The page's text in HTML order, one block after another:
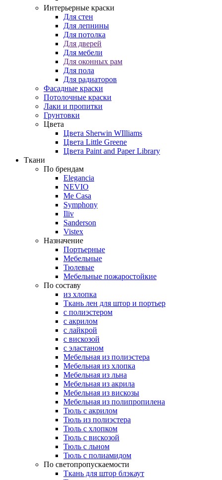
Интерьерные краски
Для стен
Для лепнины
Для потолка
Для дверей
Для мебели
Для оконных рам
Для пола
Для радиаторов
Фасадные краски
Потолочные краски
Лаки и пропитки
Грунтовки
Цвета
Цвета Sherwin WIlliams
Цвета Little Greene
Цвета Paint and Paper Library
Ткани
По брендам
Elegancia
NEVIO
Me Casa
Symphony
Iliv
Sanderson
Vistex
Назначение
Портьерные
Мебельные
Тюлевые
Мебельные пожаростойкие
По составу
из хлопка
Ткань лен для штор и портьер
с полиэстером
с акрилом
с лайкрой
с вискозой
с эластаном
Мебельная из полиэстера
Мебельная из хлопка
Мебельная из льна
Мебельная из акрила
Мебельная из вискозы
Мебельная из полипропилена
Тюль с акрилом
Тюль из полиэстера
Тюль с хлопком
Тюль с вискозой
Тюль с льном
Тюль с полиамидом
По светопропускаемости
Ткань для штор блэкаут